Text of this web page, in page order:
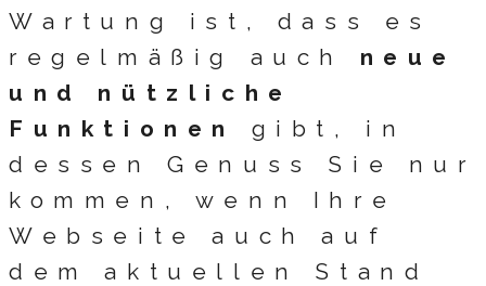
Wartung ist, dass es
regelmäßig auch neue
und nützliche
Funktionen
gibt, in
dessen Genuss Sie nur
kommen, wenn Ihre
Webseite auch auf
dem aktuellen Stand